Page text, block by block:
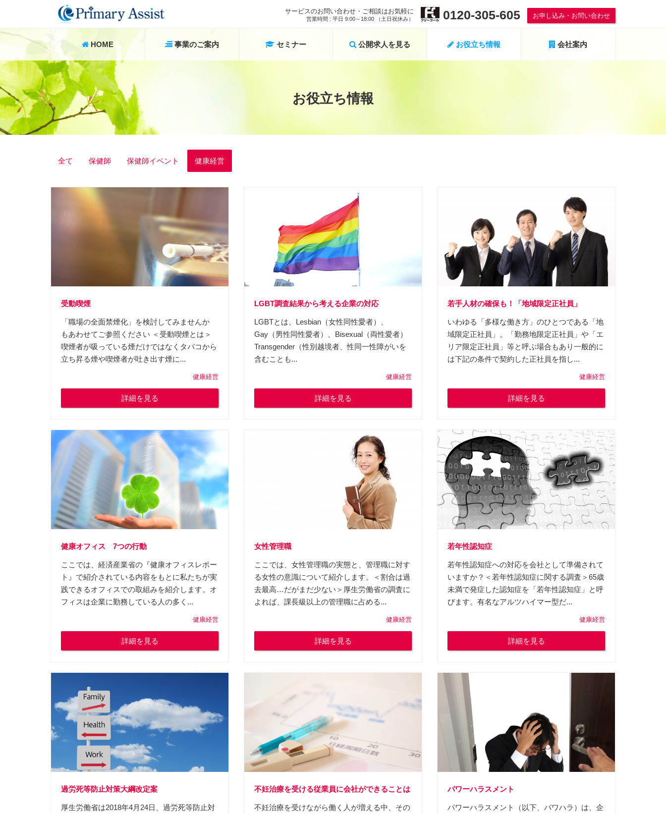
サービスのお問い合わせ・ご相談はお気軽に
営業時間 : 平日 9:00～18:00 （土日祝休み） 0120-305-605 お申し込み・お問い合わせ
HOME 事業のご案内 セミナー 公開求人を見る お役立ち情報 会社案内
お役立ち情報
全て 保健師 保健師イベント 健康経営
受動喫煙
「職場の全面禁煙化」を検討してみませんか
もあわせてご参照ください ＜受動喫煙とは＞
喫煙者が吸っている煙だけではなくタバコから
立ち昇る煙や喫煙者が吐き出す煙に...
健康経営
詳細を見る
LGBT調査結果から考える企業の対応
LGBTとは、Lesbian（女性同性愛者）、
Gay（男性同性愛者）、Bisexual（両性愛者）
Transgender（性別越境者、性同一性障がいを
含むことも...
健康経営
詳細を見る
若手人材の確保も！「地域限定正社員」
いわゆる「多様な働き方」のひとつである「地
域限定正社員」。「勤務地限定正社員」や「エ
リア限定正社員」等と呼ぶ場合もあり一般的に
は下記の条件で契約した正社員を指し...
健康経営
詳細を見る
健康オフィス 7つの行動
ここでは、経済産業省の『健康オフィスレポー
ト』で紹介されている内容をもとに私たちが実
践できるオフィスでの取組みを紹介します。オ
フィスは企業に勤務している人の多く...
健康経営
詳細を見る
女性管理職
ここでは、女性管理職の実態と、管理職に対す
る女性の意識について紹介します。＜割合は過
去最高…だがまだ少ない＞厚生労働省の調査に
よれば、課長級以上の管理職に占める...
健康経営
詳細を見る
若年性認知症
若年性認知症への対応を会社として準備されて
いますか？＜若年性認知症に関する調査＞65歳
未満で発症した認知症を「若年性認知症」と呼
びます。有名なアルツハイマー型だ...
健康経営
詳細を見る
過労死等防止対策大綱改定案
厚生労働省は2018年4月24日、過労死等防止対
不妊治療を受ける従業員に会社ができることは
不妊治療を受けながら働く人が増える中、その
パワーハラスメント
パワーハラスメント（以下、パワハラ）は、企